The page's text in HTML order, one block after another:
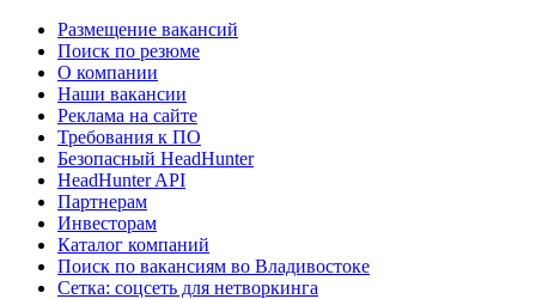
Размещение вакансий
Поиск по резюме
О компании
Наши вакансии
Реклама на сайте
Требования к ПО
Безопасный HeadHunter
HeadHunter API
Партнерам
Инвесторам
Каталог компаний
Поиск по вакансиям во Владивостоке
Сетка: соцсеть для нетворкинга